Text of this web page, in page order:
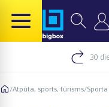
30
/Atpūta, sports, tūrisms/